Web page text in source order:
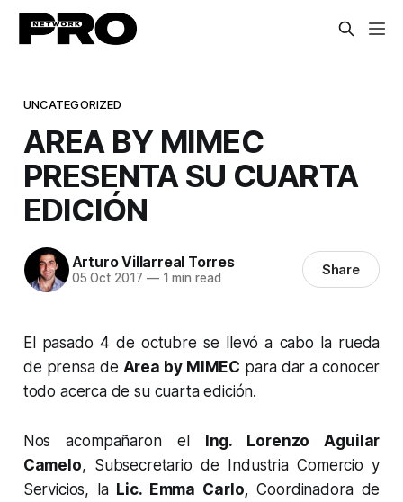
UNCATEGORIZED
AREA BY MIMEC
PRESENTA SU CUARTA
EDICIÓN
Arturo Villarreal Torres
05 Oct 2017 —1 min read Share
El pasado 4 de octubre se llevó a cabo la rueda
de prensa de Area by MIMEC para dar a conocer
todo acerca de su cuarta edición.
Nos acompañaron el Ing. Lorenzo Aguilar
Camelo, Subsecretario de Industria Comercio y
Servicios, laLic. Emma Carlo, Coordinadora de